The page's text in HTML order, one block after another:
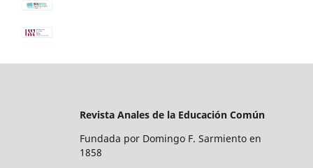
Revista Anales de la Educación Común
Fundada por Domingo F. Sarmiento en
1858